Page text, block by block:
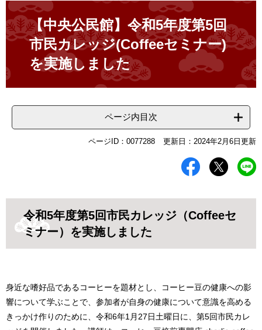
本
文
【中央公民館】令和5年度第5回
市民カレッジ(Coffeeセミナー)
を実施しました
ページ内目次
ページID：0077288 更新日：2024年2月6日更新
令和5年度第5回市民カレッジ（Coffeeセ
ミナー）を実施しました
身近な嗜好品であるコーヒーを題材とし、コーヒー豆の健康への影
響について学ぶことで、参加者が自身の健康について意識を高める
きっかけ作りのために、令和6年1月27日土曜日に、第5回市民カレ